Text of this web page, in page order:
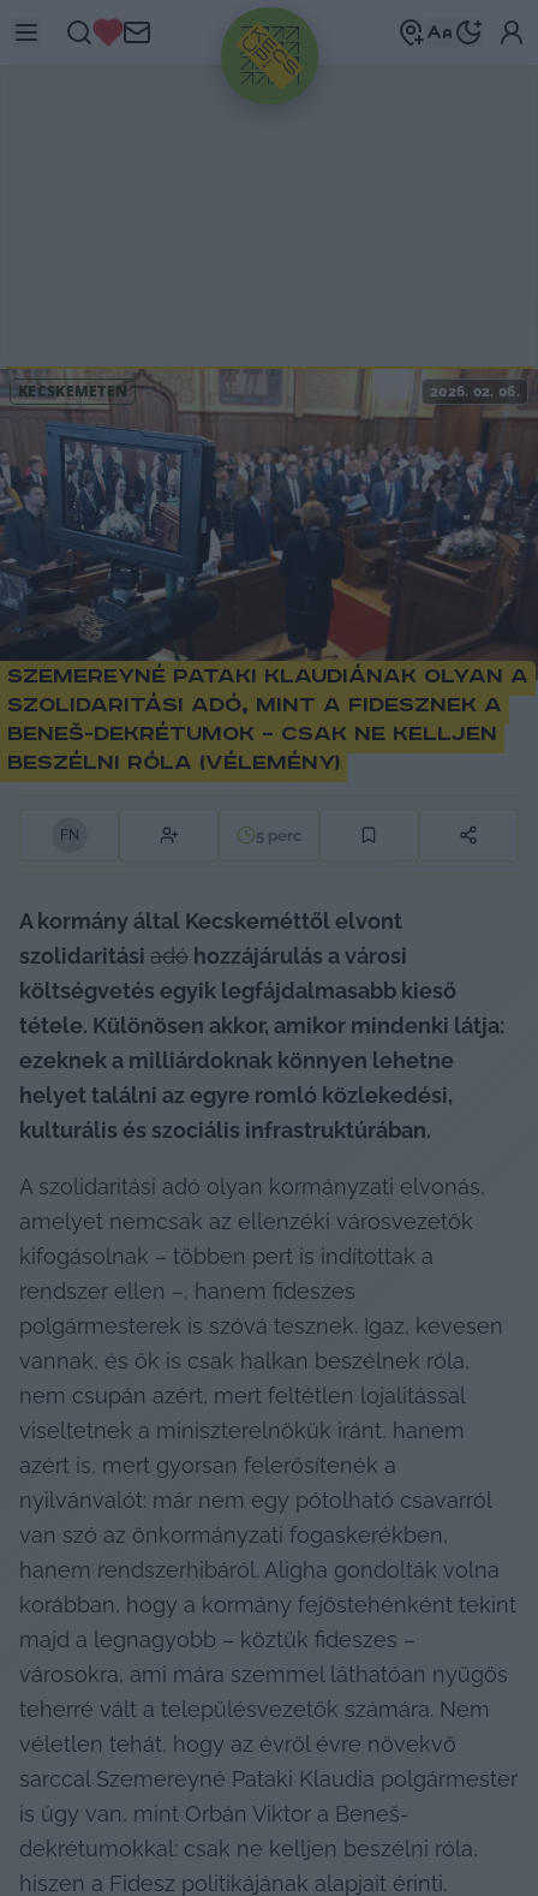
HIRDETÉS
KECSKEMÉTEN 2026. 02. 06.
Szemereyné Pataki Klaudiának olyan a
szolidaritási adó, mint a Fidesznek a
Beneš-dekrétumok – csak ne kelljen
beszélni róla (vélemény)
FN 5 perc
A kormány által Kecskeméttől elvont
szolidaritási adó hozzájárulás a városi
költségvetés egyik legfájdalmasabb kieső
tétele. Különösen akkor, amikor mindenki látja:
ezeknek a milliárdoknak könnyen lehetne
helyet találni az egyre romló közlekedési,
kulturális és szociális infrastruktúrában.
A szolidaritási adó olyan kormányzati elvonás,
amelyet nemcsak az ellenzéki városvezetők
kifogásolnak – többen pert is indítottak a
rendszer ellen –, hanem fideszes
polgármesterek is szóvá tesznek. Igaz, kevesen
vannak, és ők is csak halkan beszélnek róla,
nem csupán azért, mert feltétlen lojalitással
viseltetnek a miniszterelnökük iránt, hanem
azért is, mert gyorsan felerősítenék a
nyilvánvalót: már nem egy pótolható csavarról
van szó az önkormányzati fogaskerékben,
hanem rendszerhibáról. Aligha gondolták volna
korábban, hogy a kormány fejőstehénként tekint
majd a legnagyobb – köztük fideszes –
városokra, ami mára szemmel láthatóan nyűgös
teherré vált a településvezetők számára. Nem
véletlen tehát, hogy az évről évre növekvő
sarccal Szemereyné Pataki Klaudia polgármester
is úgy van, mint Orbán Viktor a Beneš-
dekrétumokkal: csak ne kelljen beszélni róla,
hiszen a Fidesz politikájának alapjait érinti.